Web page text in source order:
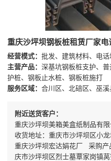
重庆沙坪坝钢板桩租赁厂家电
经营模式： 批发、建筑材料、电
主营产品： 深基坑钢板桩支护、
护桩、钢板止水桩、钢板桩施打
服务区域： 合川区、北碚区、巫
附近送货客户：
重庆沙坪坝美箱美盒纸制品有
收货地址：重庆市沙坪坝区小
重庆沙坪坝宏达娟花厂 采购
庆市沙坪坝区烈士墓覃家岗镇